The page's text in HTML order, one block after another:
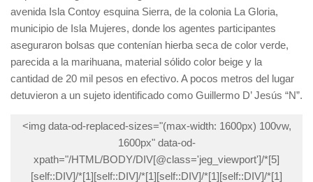
avenida Isla Contoy esquina Sierra, de la colonia La Gloria,
municipio de Isla Mujeres, donde los agentes participantes
aseguraron bolsas que contenían hierba seca de color verde,
parecida a la marihuana, material sólido color beige y la
cantidad de 20 mil pesos en efectivo. A pocos metros del lugar
detuvieron a un sujeto identificado como Guillermo D’ Jesús “N”.
<img data-od-replaced-sizes="(max-width: 1600px) 100vw,
1600px" data-od-
xpath="/HTML/BODY/DIV[@class='jeg_viewport']/*[5]
[self::DIV]/*[1][self::DIV]/*[1][self::DIV]/*[1][self::DIV]/*[1]